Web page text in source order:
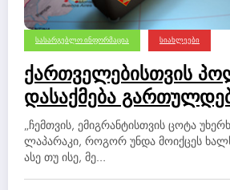
ᲡᲐᲡᲐᲠᲒᲔᲑᲚᲝ ᲘᲜᲤᲝᲠᲛᲐᲪᲘᲐ ᲡᲘᲐᲮᲚᲔᲔᲑᲘ
ქართველებისთვის
დასაქმება
ემიგრანტი
„ჩემთვის, ემიგრანტისთვის ცოტა
ლაპარაკი, როგორ უნდა მოიქცეს
ასე თუ ისე, მე…